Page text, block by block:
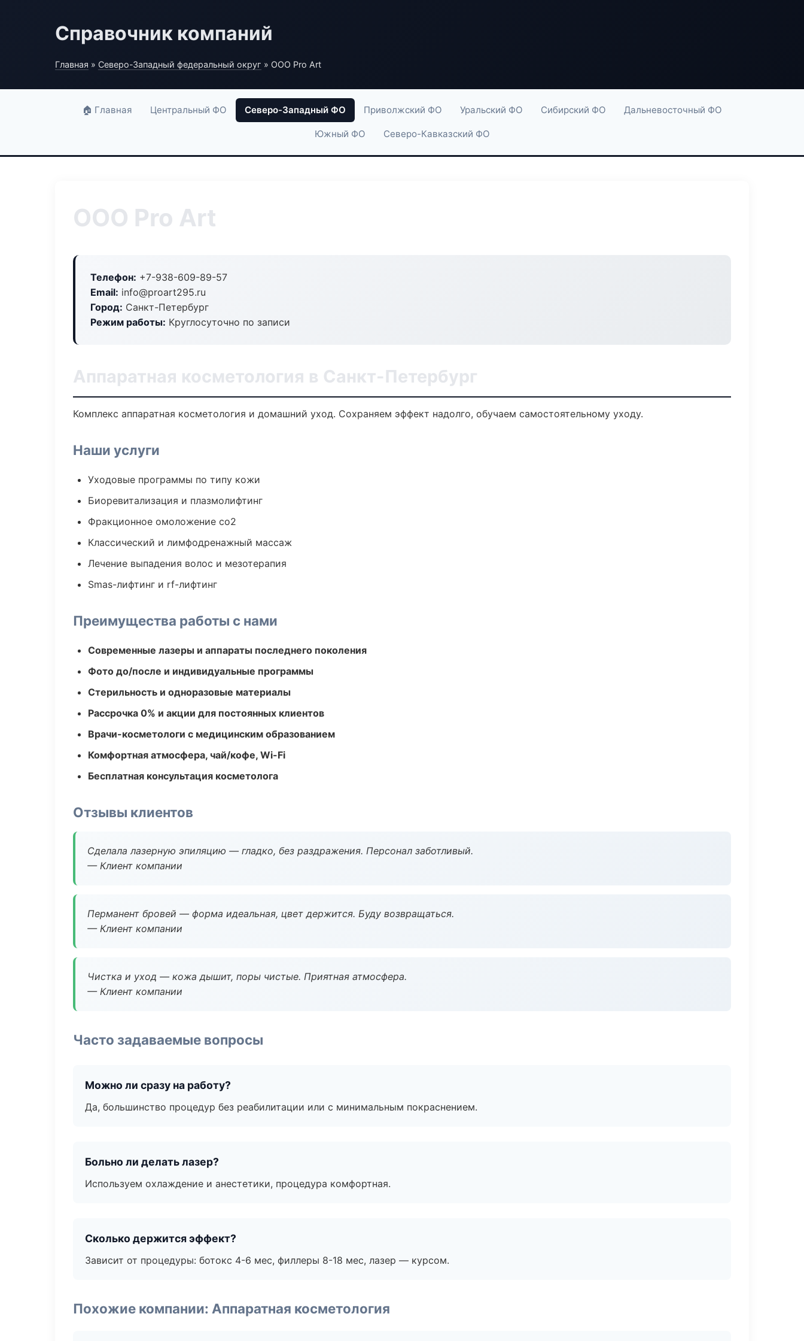
Справочник компаний
Главная » Северо-Западный федеральный округ » ООО Pro Art
🏠 Главная Центральный ФО Северо-Западный ФО Приволжский ФО Уральский ФО Сибирский ФО Дальневосточный ФО
Южный ФО Северо-Кавказский ФО
ООО Pro Art
Телефон: +7-938-609-89-57
Email: info@proart295.ru
Город: Санкт-Петербург
Режим работы: Круглосуточно по записи
Аппаратная косметология в Санкт-Петербург
Комплекс аппаратная косметология и домашний уход. Сохраняем эффект надолго, обучаем самостоятельному уходу.
Наши услуги
Уходовые программы по типу кожи
Биоревитализация и плазмолифтинг
Фракционное омоложение co2
Классический и лимфодренажный массаж
Лечение выпадения волос и мезотерапия
Smas-лифтинг и rf-лифтинг
Преимущества работы с нами
Современные лазеры и аппараты последнего поколения
Фото до/после и индивидуальные программы
Стерильность и одноразовые материалы
Рассрочка 0% и акции для постоянных клиентов
Врачи-косметологи с медицинским образованием
Комфортная атмосфера, чай/кофе, Wi-Fi
Бесплатная консультация косметолога
Отзывы клиентов
Сделала лазерную эпиляцию — гладко, без раздражения. Персонал заботливый.
— Клиент компании
Перманент бровей — форма идеальная, цвет держится. Буду возвращаться.
— Клиент компании
Чистка и уход — кожа дышит, поры чистые. Приятная атмосфера.
— Клиент компании
Часто задаваемые вопросы
Можно ли сразу на работу?
Да, большинство процедур без реабилитации или с минимальным покраснением.
Больно ли делать лазер?
Используем охлаждение и анестетики, процедура комфортная.
Сколько держится эффект?
Зависит от процедуры: ботокс 4-6 мес, филлеры 8-18 мес, лазер — курсом.
Похожие компании: Аппаратная косметология